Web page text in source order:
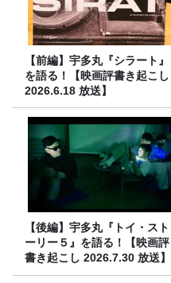
【前編】宇多丸『シラート』
を語る！【映画評書き起こし
2026.6.18 放送】
【後編】宇多丸『トイ・スト
ーリー５』を語る！【映画評
書き起こし 2026.7.30 放送】